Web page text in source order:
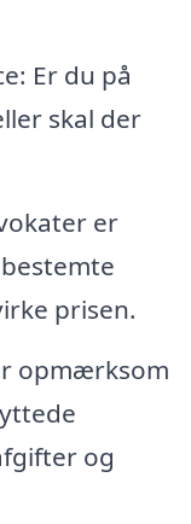
Er du på
skal der
er
prisen.
opmærksom
og